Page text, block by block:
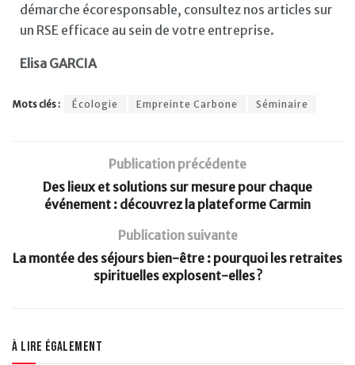
démarche écoresponsable, consultez nos articles sur
un RSE efficace au sein de votre entreprise.
Elisa GARCIA
Mots clés : Écologie Empreinte Carbone Séminaire
Publication précédente
Des lieux et solutions sur mesure pour chaque
événement : découvrez la plateforme Carmin
Publication suivante
La montée des séjours bien-être : pourquoi les retraites
spirituelles explosent-elles ?
À lire également